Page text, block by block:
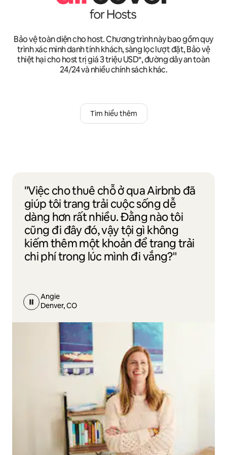
Bảo vệ toàn diện cho host. Chương trình này bao gồm quy
trình xác minh danh tính khách, sàng lọc lượt đặt, Bảo vệ
thiệt hại cho host trị giá 3 triệu USD*, đường dây an toàn
24/24 và nhiều chính sách khác.
Tìm hiểu thêm
"Việc cho thuê chỗ ở qua Airbnb đã
giúp tôi trang trải cuộc sống dễ
dàng hơn rất nhiều. Đằng nào tôi
cũng đi đây đó, vậy tội gì không
kiếm thêm một khoản để trang trải
chi phí trong lúc mình đi vắng?"
Angie
Denver, CO